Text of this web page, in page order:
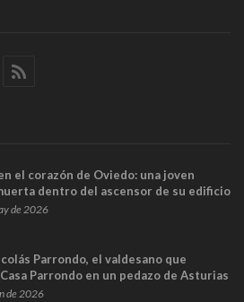
el corazón de Oviedo: una joven
dentro del ascensor de su edificio
captan sus últimos minutos
de 2026
Parrondo, el valdesano que
Parrondo en un pedazo de Asturias
de 2026